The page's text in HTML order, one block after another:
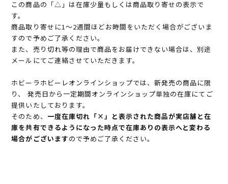
この商品の「△」は在庫少量もしくは商品取り寄せの表示で
す。
商品取り寄せに1～2週間ほどお時間をいただく場合がございま
すので予めご了承ください。
また、売り切れ等の理由で商品をお届けできない場合は、別途
メールにてご連絡させていただきます。
ホビーラホビーレオンラインショップでは、新発売の商品に限
り、 発売日から一定期間オンラインショップ単独の在庫にてご
提供いたしております。
そのため、 一度在庫切れ「×」と表示された商品が実店舗と在
庫を共有できるようになった時点で在庫ありの表示へと変わる
場合がございますので予めご了承ください。